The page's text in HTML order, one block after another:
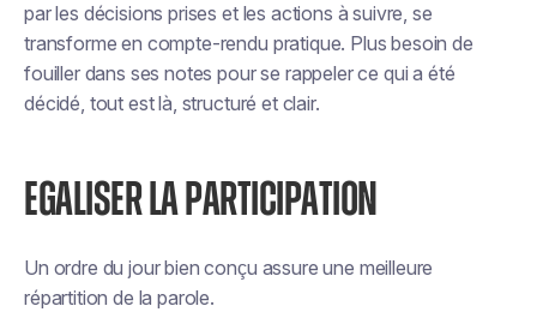
par les décisions prises et les actions à suivre, se
transforme en compte-rendu pratique. Plus besoin de
fouiller dans ses notes pour se rappeler ce qui a été
décidé, tout est là, structuré et clair.
EGALISER LA PARTICIPATION
Un ordre du jour bien conçu assure une meilleure
répartition de la parole.